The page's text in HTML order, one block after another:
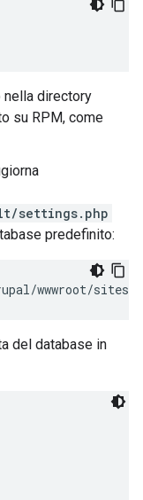
directory
su RPM, come
settings.php
predefinito:
wwwroot/
del database in